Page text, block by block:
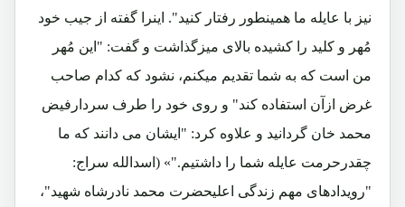
نیز با عایله ما همینطور رفتار کنید". اینرا گفته از جیب خود
مُهر و کلید را کشیده بالای میزگذاشت و گفت: "این مُهر
من است که به شما تقدیم میکنم، نشود که کدام صاحب
غرض ازآن استفاده کند" و روی خود را طرف سردارفیض
محمد خان گردانید و علاوه کرد: "ایشان می دانند که ما
چقدرحرمت عایله شما را داشتیم."» (اسدالله سراج:
"رویدادهای مهم زندگی اعلیحضرت محمد نادرشاه شهید"،